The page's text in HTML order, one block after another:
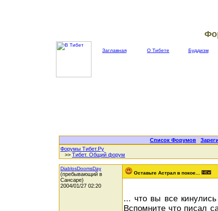
Заглавная О Тибете Буддизм
Список Форумов |
Форумы Тибет.Ру
>> Тибет. Общий форум
DiablosDoomsDay
(пребывающий в
Сансаре)
2004/01/27 02:20
Оставьте Астрал в покое...
... что вы все кинулись
Вспомните что писал